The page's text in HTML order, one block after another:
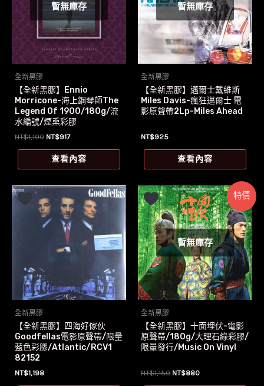
暫無庫存
全新黑膠
【全新黑膠】Ennio
Morricone-海上鋼琴師The
Legend Of 1900/180g/流
水編號/煙熏彩膠
NT$1,100 原
價
格：
NT$917目
價
格：
查看內容
暫無庫存
全新黑膠
【全新黑膠】邁爾士戴維斯
Miles Davis-瘋狂邁爾士 電
影原聲帶2Lp-Miles Ahead
NT$925
查看內容
全新黑膠
【全新黑膠】四海好傢伙
Goodfellas電影原聲帶/限量
藍色彩膠/Atlantic/RCV1
82152
NT$1,198
特價
暫無庫存
全新黑膠
【全新黑膠】十面埋伏-電影
原聲帶/180g/大理石綠彩膠/
限量發行/Music On Vinyl
NT$1,150 原
NT$880目